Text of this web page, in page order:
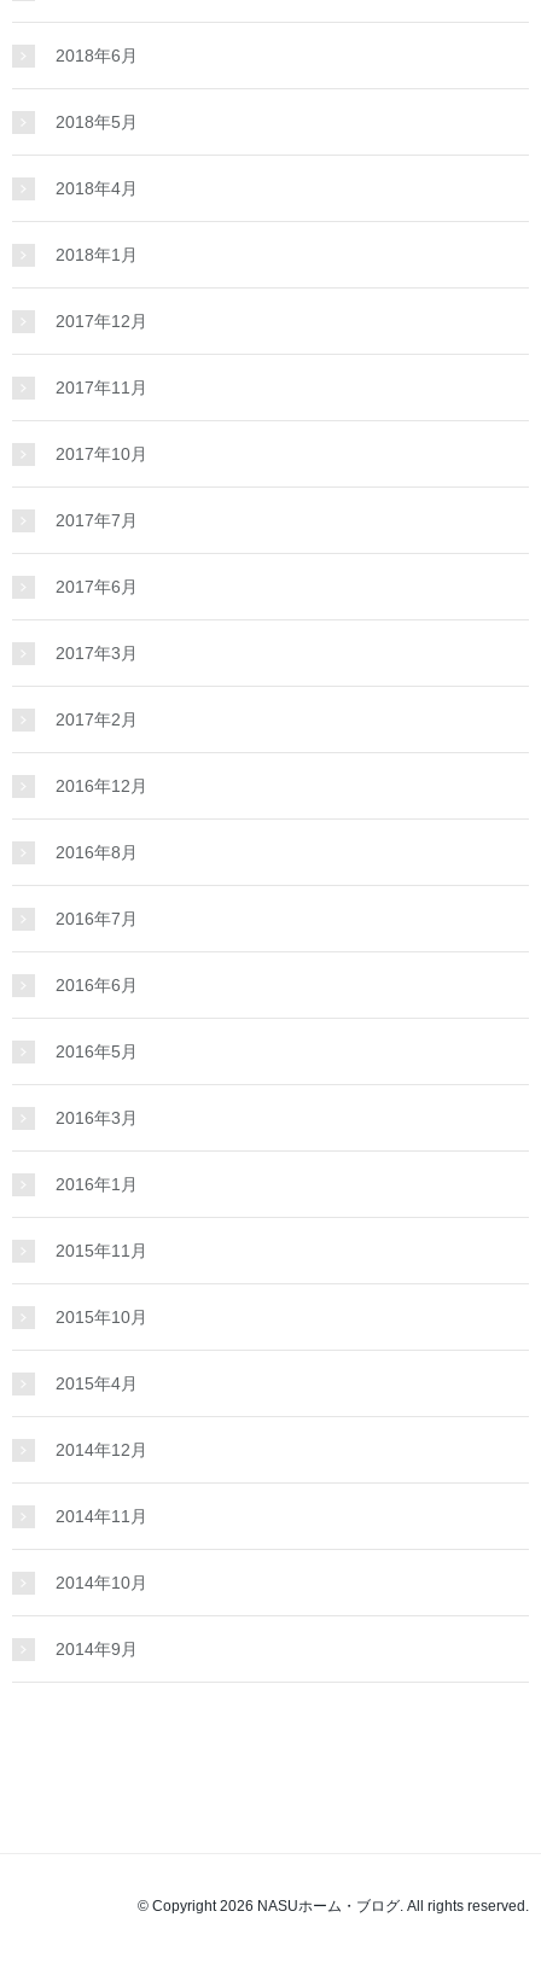
2018年6月
2018年5月
2018年4月
2018年1月
2017年12月
2017年11月
2017年10月
2017年7月
2017年6月
2017年3月
2017年2月
2016年12月
2016年8月
2016年7月
2016年6月
2016年5月
2016年3月
2016年1月
2015年11月
2015年10月
2015年4月
2014年12月
2014年11月
2014年10月
2014年9月
© Copyright 2026 NASUホーム・ブログ. All rights reserved.